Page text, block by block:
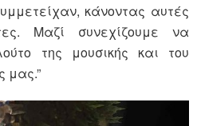
κάνοντας αυτές
Μαζί συνεχίζουμε να
της μουσικής και του
μας.”